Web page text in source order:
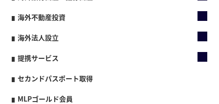
海外不動産投資
海外法人設立
提携サービス
セカンドパスポート取得
MLPゴールド会員